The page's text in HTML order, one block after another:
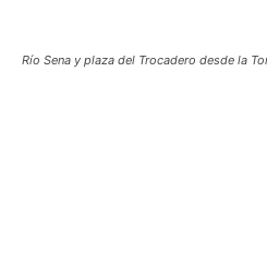
Río Sena y plaza del Trocadero desde la